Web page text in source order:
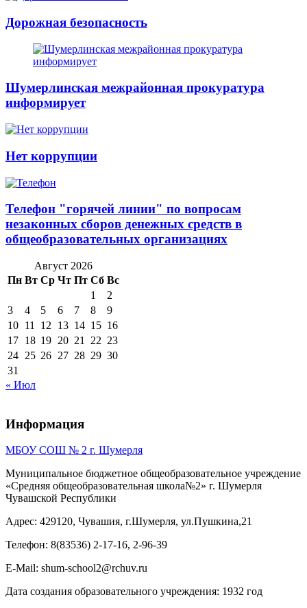
Дорожная безопасность
Шумерлинская межрайонная прокуратура
информирует
Нет коррупции
Телефон "горячей линии" по вопросам
незаконных сборов денежных средств в
общеобразовательных организациях
Август 2026
Пн Вт Ср Чт Пт Сб Вс
1
2
3
4 5 6 7 8
9
10 11 12 13 14 15 16
17 18 19 20 21 22 23
24 25 26 27 28 29 30
31
« Июл
Информация
МБОУ СОШ № 2 г. Шумерля
Муниципальное бюджетное общеобразовательное учреждение
«Средняя общеобразовательная школа№2» г. Шумерля
Чувашской Республики
Адрес: 429120, Чувашия, г.Шумерля, ул.Пушкина,21
Телефон: 8(83536) 2-17-16, 2-96-39
E-Mail: shum-school2@rchuv.ru
Дата создания образовательного учреждения: 1932 год